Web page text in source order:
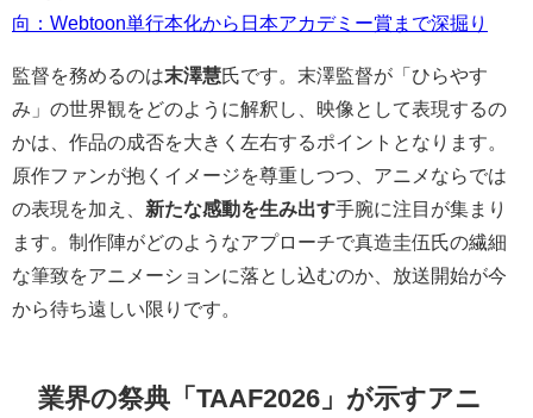
向：Webtoon単行本化から日本アカデミー賞まで深掘り
監督を務めるのは末澤慧氏です。末澤監督が「ひらやす
み」の世界観をどのように解釈し、映像として表現するの
かは、作品の成否を大きく左右するポイントとなります。
原作ファンが抱くイメージを尊重しつつ、アニメならでは
の表現を加え、 新たな感動を生み出す手腕に注目が集まり
ます。制作陣がどのようなアプローチで真造圭伍氏の繊細
な筆致をアニメーションに落とし込むのか、放送開始が今
から待ち遠しい限りです。
業界の祭典「TAAF2026」が示すアニ